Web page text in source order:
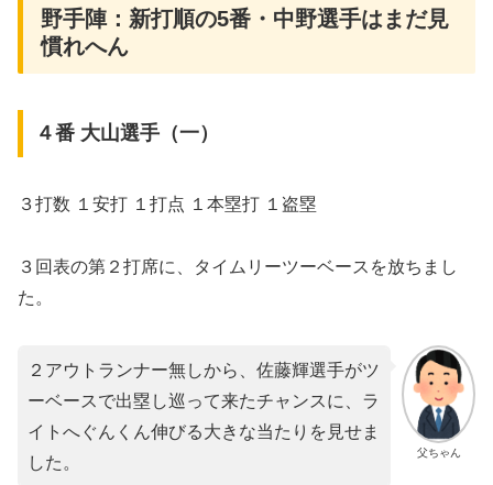
野手陣：新打順の5番・中野選手はまだ見
慣れへん
４番 大山選手（一）
３打数 １安打 １打点 １本塁打 １盗塁
３回表の第２打席に、タイムリーツーベースを放ちまし
た。
父ちゃん
２アウトランナー無しから、佐藤輝選手がツ
ーベースで出塁し巡って来たチャンスに、ラ
イトへぐんくん伸びる大きな当たりを見せま
した。